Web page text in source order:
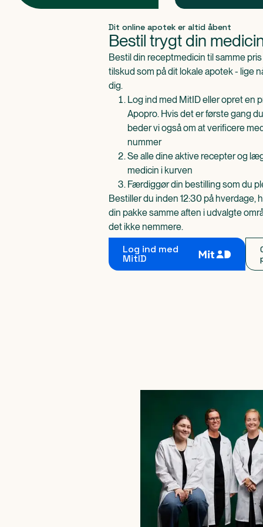
Dit online apotek er altid åbent
Bestil trygt din
Bestil din receptmedicin til samme
tilskud som på dit lokale apotek - lige
dig.
Log ind med MitID eller opret en
Apopro. Hvis det er første gang
beder vi også om at verificere
nummer
Se alle dine aktive recepter og
medicin i kurven
Færdiggør din bestilling som du
Bestiller du inden 12:30 på hverdage,
din pakke samme aften i udvalgte
det ikke nemmere.
Log ind med
MitID